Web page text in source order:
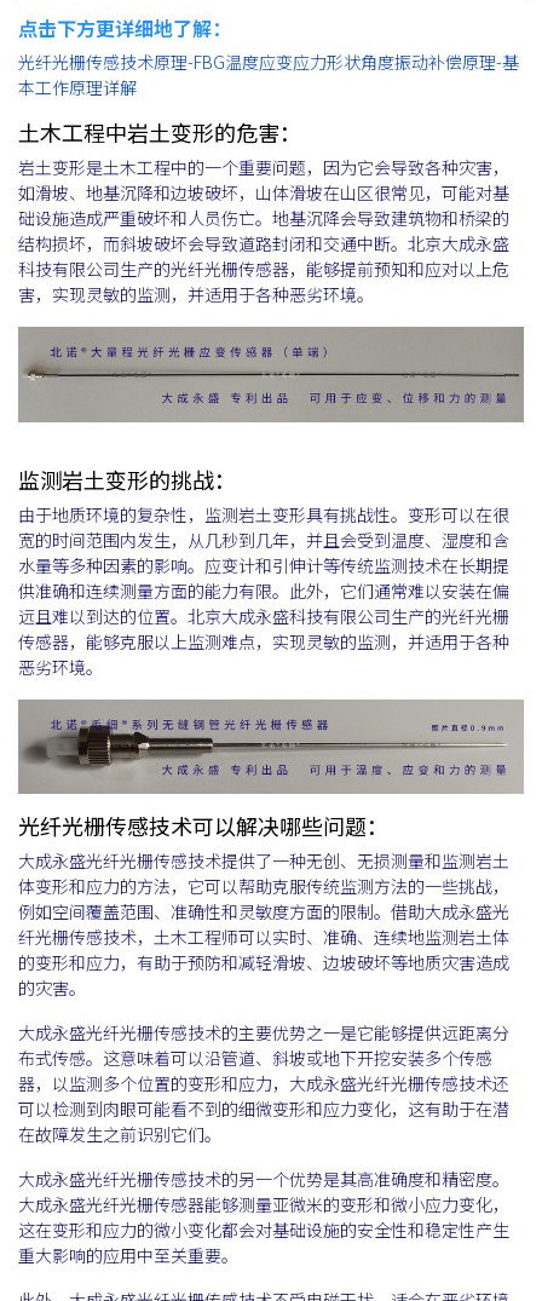
点击下方更详细地了解：
光纤光栅传感技术原理-FBG温度应变应力形状角度振动补偿原理-基
本工作原理详解
土木工程中岩土变形的危害：
岩土变形是土木工程中的一个重要问题，因为它会导致各种灾害，
如滑坡、地基沉降和边坡破坏，山体滑坡在山区很常见，可能对基
础设施造成严重破坏和人员伤亡。地基沉降会导致建筑物和桥梁的
结构损坏，而斜坡破坏会导致道路封闭和交通中断。北京大成永盛
科技有限公司生产的光纤光栅传感器，能够提前预知和应对以上危
害，实现灵敏的监测，并适用于各种恶劣环境。
监测岩土变形的挑战：
由于地质环境的复杂性，监测岩土变形具有挑战性。变形可以在很
宽的时间范围内发生，从几秒到几年，并且会受到温度、湿度和含
水量等多种因素的影响。应变计和引伸计等传统监测技术在长期提
供准确和连续测量方面的能力有限。此外，它们通常难以安装在偏
远且难以到达的位置。北京大成永盛科技有限公司生产的光纤光栅
传感器，能够克服以上监测难点，实现灵敏的监测，并适用于各种
恶劣环境。
光纤光栅传感技术可以解决哪些问题：
大成永盛光纤光栅传感技术提供了一种无创、无损测量和监测岩土
体变形和应力的方法，它可以帮助克服传统监测方法的一些挑战，
例如空间覆盖范围、准确性和灵敏度方面的限制。借助大成永盛光
纤光栅传感技术，土木工程师可以实时、准确、连续地监测岩土体
的变形和应力，有助于预防和减轻滑坡、边坡破坏等地质灾害造成
的灾害。
大成永盛光纤光栅传感技术的主要优势之一是它能够提供远距离分
布式传感。这意味着可以沿管道、斜坡或地下开挖安装多个传感
器，以监测多个位置的变形和应力，大成永盛光纤光栅传感技术还
可以检测到肉眼可能看不到的细微变形和应力变化，这有助于在潜
在故障发生之前识别它们。
大成永盛光纤光栅传感技术的另一个优势是其高准确度和精密度。
大成永盛光纤光栅传感器能够测量亚微米的变形和微小应力变化，
这在变形和应力的微小变化都会对基础设施的安全性和稳定性产生
重大影响的应用中至关重要。